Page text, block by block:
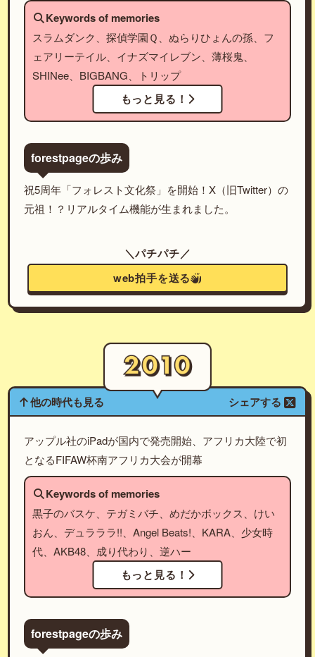
Keywords of memories
スラムダンク、探偵学園Ｑ、ぬらりひょんの孫、フ
ェアリーテイル、イナズマイレブン、薄桜鬼、
SHINee、BIGBANG、トリップ
もっと見る！
forestpageの歩み
祝5周年「フォレスト文化祭」を開始！X（旧Twitter）の
元祖！？リアルタイム機能が生まれました。
＼パチパチ／
web拍手を送る
他の時代も見る シェアする
アップル社のiPadが国内で発売開始、アフリカ大陸で初
となるFIFAW杯南アフリカ大会が開幕
Keywords of memories
黒子のバスケ、テガミバチ、めだかボックス、けい
おん、デュラララ!!、Angel Beats!、KARA、少女時
代、AKB48、成り代わり、逆ハー
もっと見る！
forestpageの歩み